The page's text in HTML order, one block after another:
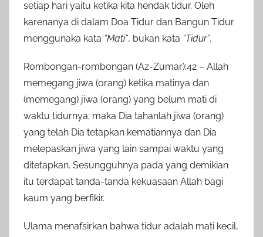
setiap hari yaitu ketika kita hendak tidur. Oleh
karenanya di dalam Doa Tidur dan Bangun Tidur
menggunaka kata “Mati”, bukan kata “Tidur”.
Rombongan-rombongan (Az-Zumar):42 – Allah
memegang jiwa (orang) ketika matinya dan
(memegang) jiwa (orang) yang belum mati di
waktu tidurnya; maka Dia tahanlah jiwa (orang)
yang telah Dia tetapkan kematiannya dan Dia
melepaskan jiwa yang lain sampai waktu yang
ditetapkan. Sesungguhnya pada yang demikian
itu terdapat tanda-tanda kekuasaan Allah bagi
kaum yang berfikir.
Ulama menafsirkan bahwa tidur adalah mati kecil,